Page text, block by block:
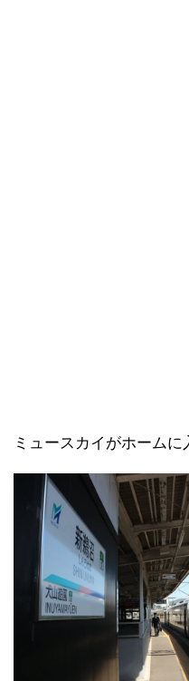
ミュースカイがホームに